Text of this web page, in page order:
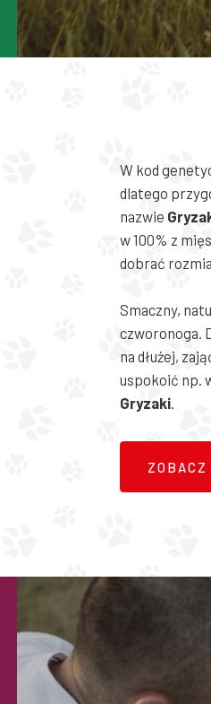
W kod
dlatego
nazwie
w 100% z
dobrać
Smaczny,
czworonoga.
na dłużej,
uspokoić np.
Gryzaki
ZOBACZ